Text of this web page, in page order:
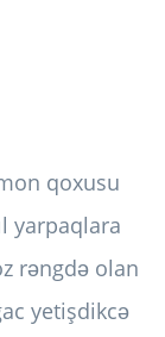
qoxusu
yarpaqlara
rəngdə olan
yetişdikcə